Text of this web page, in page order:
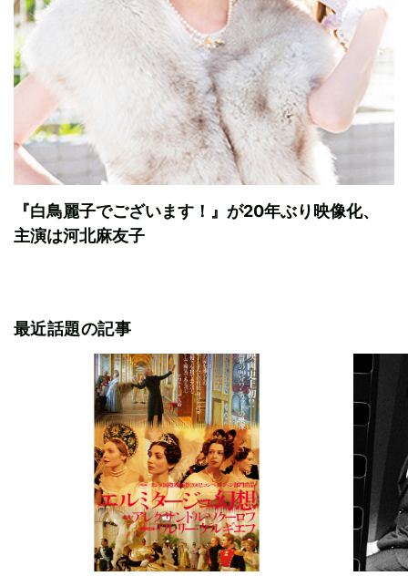
『白鳥麗子でございます！』が20年ぶり映像化、
主演は河北麻友子
最近話題の記事